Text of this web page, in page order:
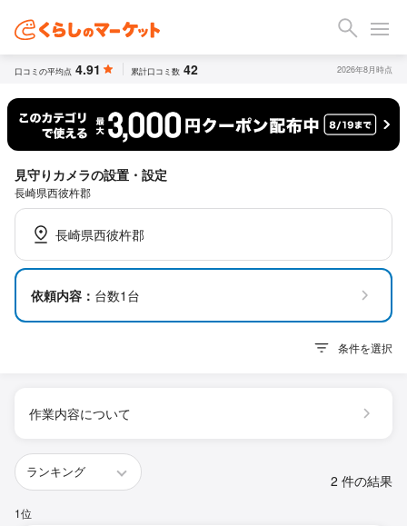
口コミの平均点 4.91 累計口コミ数 42 2026年8月時点
見守りカメラの設置・設定
長崎県西彼杵郡
長崎県西彼杵郡
依頼内容： 台数1台
条件を選択
作業内容について
2 件の結果
1位